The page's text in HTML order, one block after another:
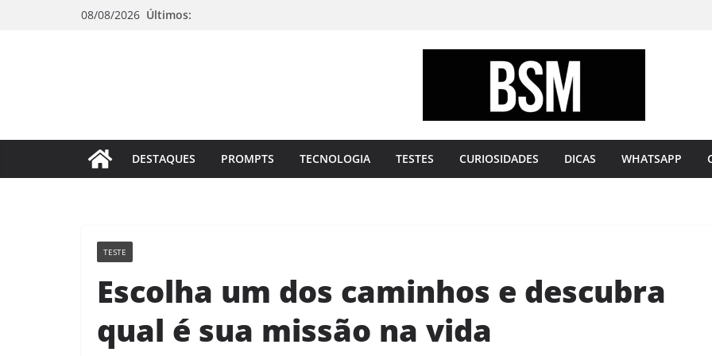
08/08/2026 Últimos:
sua
Mente
DESTAQUES PROMPTS TECNOLOGIA TESTES CURIOSIDADES DICAS WHATSAPP
TESTE
Escolha um dos caminhos e descubra
qual é sua missão na vida